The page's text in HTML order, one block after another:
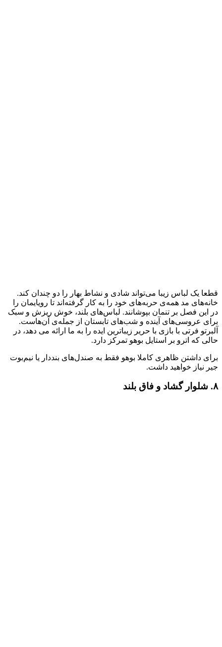
قطعا یک لباس زیبا می‌تواند شادی و نشاط بهار را دو چندان کند.
خانه‌های مد همه‌ی حربه‌های خود را به کار گرفته‌اند تا رویایمان را
در این فصل بر تنمان بپوشانند. لباس‌های بلند، خوش ریزش و سبک
برای عروسی‌های آینده و شب‌های تابستان از جمله‌ی آن‌هاست.
آلبرتو فرتی با بازی با حریر زیباترین ایده را به ما ارائه می دهد، در
حالی که اترو بر استایل بوهو تمرکز دارد.
برای داشتن ظاهری کاملا بوهو فقط به صندل‌های بنددار یا نیم‌بوت
جیر نیاز خواهید داشت.
۸. شلوار گشاد و فاق بلند